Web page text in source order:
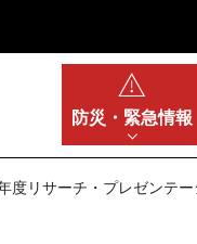
防災・ 緊急情報
度リサーチ・プレゼンテ